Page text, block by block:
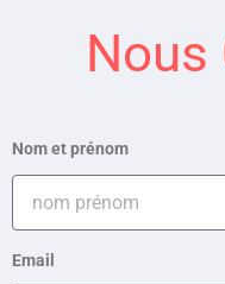
Nous
Nom et prénom
Email